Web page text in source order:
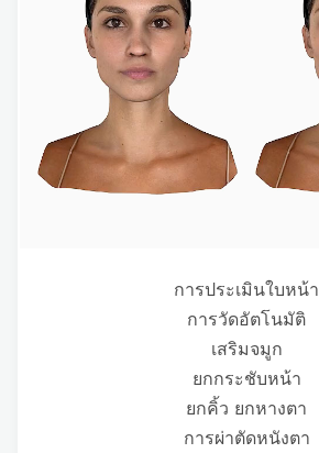
การประเมินใบหน้า
การวัดอัตโนมัติ
เสริมจมูก
ยกกระชับหน้า
ยกคิ้ว ยกหางตา
การผ่าตัดหนังตา